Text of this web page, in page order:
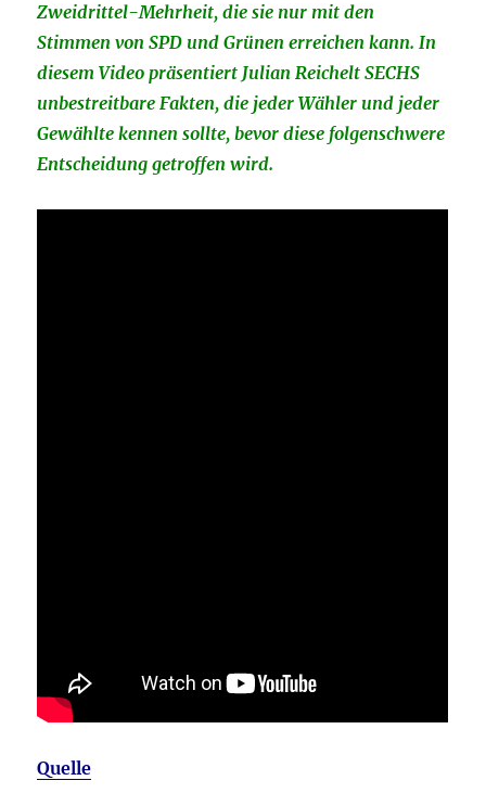
Zweidrittel-Mehrheit, die sie nur mit den
Stimmen von SPD und Grünen erreichen kann. In
diesem Video präsentiert Julian Reichelt SECHS
unbestreitbare Fakten, die jeder Wähler und jeder
Gewählte kennen sollte, bevor diese folgenschwere
Entscheidung getroffen wird.
Quelle